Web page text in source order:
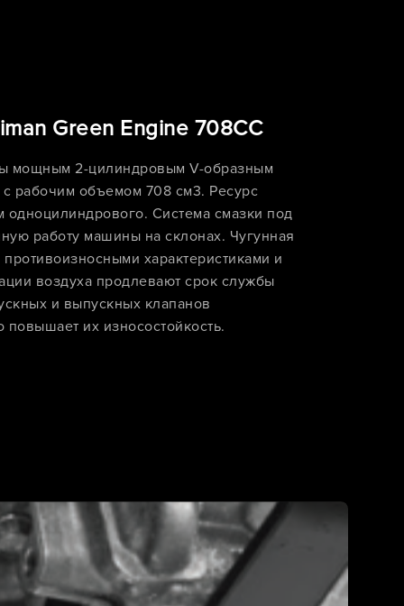
Green Engine 708CC
мощным 2-цилиндровым V-образным
рабочим объемом 708 см3. Ресурс
одноцилиндрового. Система смазки под
работу машины на склонах. Чугунная
характеристиками и
воздуха продлевают срок службы
и выпускных клапанов
повышает их износостойкость.